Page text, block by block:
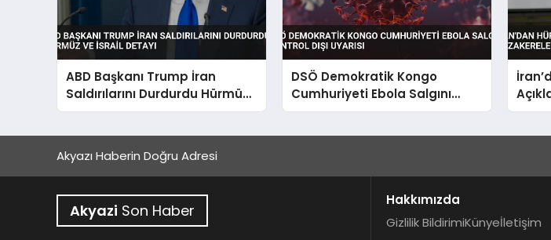
ABD Başkanı Trump İran
Saldırılarını Durdurdu Hürmüz
ve İsrail Detayı
DSÖ Demokratik Kongo
Cumhuriyeti Ebola Salgını
Kontrol Dışı Uyarısı
Akyazı Haberin Doğru Adresi
Akyazi Son Haber
Hakkımızda
Gizlilik BildirimiKünyeİletişim